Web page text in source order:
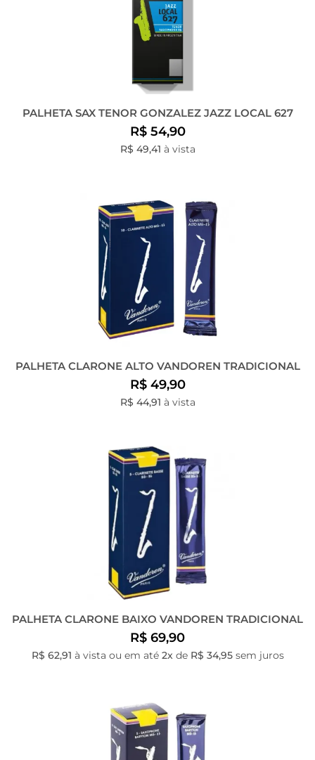
PALHETA SAX TENOR GONZALEZ JAZZ LOCAL 627
R$ 54,90
R$ 49,41 à vista
PALHETA CLARONE ALTO VANDOREN TRADICIONAL
R$ 49,90
R$ 44,91 à vista
PALHETA CLARONE BAIXO VANDOREN TRADICIONAL
R$ 69,90
R$ 62,91 à vista ou em até 2xde R$ 34,95sem juros